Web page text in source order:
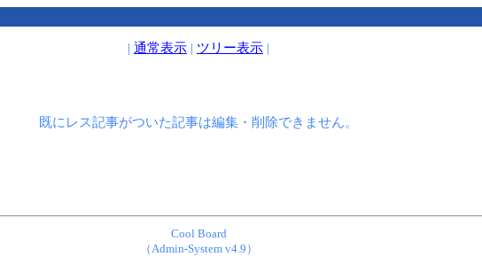
| 通常表示 | ツリー表示 |
既にレス記事がついた記事は編集・削除できません。
Cool Board
（Admin-System v4.9）